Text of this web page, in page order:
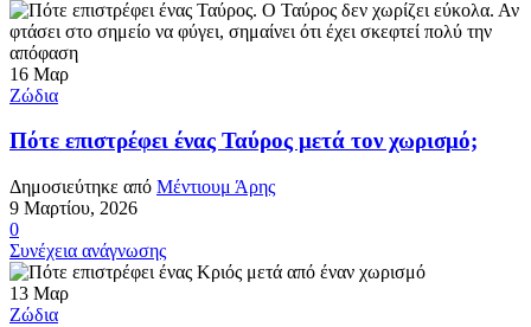
16 Μαρ
Ζώδια
Πότε επιστρέφει ένας Ταύρος μετά τον χωρισμό;
Δημοσιεύτηκε από Μέντιουμ Άρης
9 Μαρτίου, 2026
0
Συνέχεια ανάγνωσης
13 Μαρ
Ζώδια